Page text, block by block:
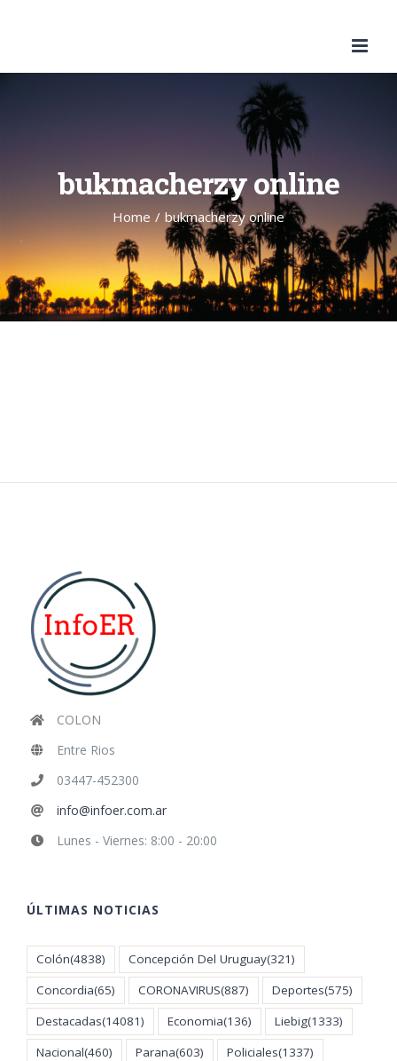
content
bukmacherzy online
Home / bukmacherzy online
COLON
Entre Rios
03447-452300
info@infoer.com.ar
Lunes - Viernes: 8:00 - 20:00
ÚLTIMAS NOTICIAS
Colón(4838) Concepción Del Uruguay(321)
Concordia(65) CORONAVIRUS(887) Deportes(575)
Destacadas(14081) Economia(136) Liebig(1333)
Nacional(460) Parana(603) Policiales(1337)